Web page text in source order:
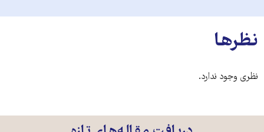
نظرها
نظری وجود ندارد.